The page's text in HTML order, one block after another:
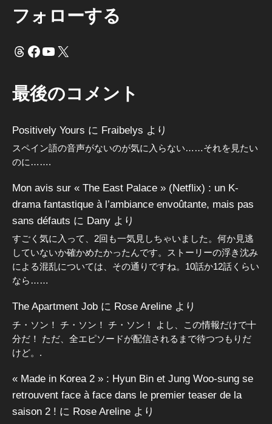
フォローする
スレッド フェイスブックユーチューブX
最後のコメント
Positively Yours に Fraibelys より
スペイン語の音声がないのが気に入らない……それを見たい
のに…….
Mon avis sur « The East Palace » (Netflix) : un K-
drama fantastique à l’ambiance envoûtante, mais pas
sans défauts に Dany より
すごく気に入って、2回も一気見しちゃいました。何か見逃
していないか確かめたかったんです。ストーリーの浮き沈み
による混乱については、その通りですね。10話か12話くらい
なら……
The Apartment Job に Rose Areline より
チ・ソン！ チ・ソン！ チ・ソン！ よし、この情報だけで十
分だ！ ただ、全エピソードが配信されるまで待つつもりだ
けど。.
« Made in Korea 2 » : Hyun Bin et Jung Woo-sung se
retrouvent face à face dans le premier teaser de la
saison 2 ! に Rose Areline より